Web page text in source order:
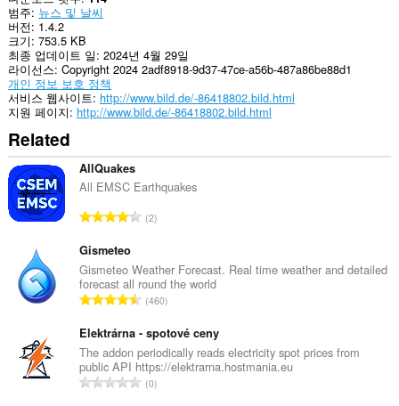
범주 뉴스 및 날씨
버전 1.4.2
크기 753.5 KB
최종 업데이트 일 2024년 4월 29일
라이선스 Copyright 2024 2adf8918-9d37-47ce-a56b-487a86be88d1
개인 정보 보호 정책
서비스 웹사이트 http://www.bild.de/-86418802.bild.html
지원 페이지 http://www.bild.de/-86418802.bild.html
Related
AllQuakes
All EMSC Earthquakes
총
수
:
2
Gismeteo
Gismeteo Weather Forecast. Real time weather and detailed
forecast all round the world
총
급
수
:
460
Elektrárna - spotové ceny
The addon periodically reads electricity spot prices from
public API https://elektrarna.hostmania.eu
총
0